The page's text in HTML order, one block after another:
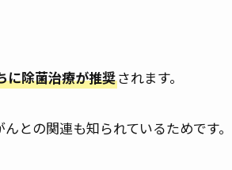
に除菌治療が推奨されます。
との関連も知られているためです。